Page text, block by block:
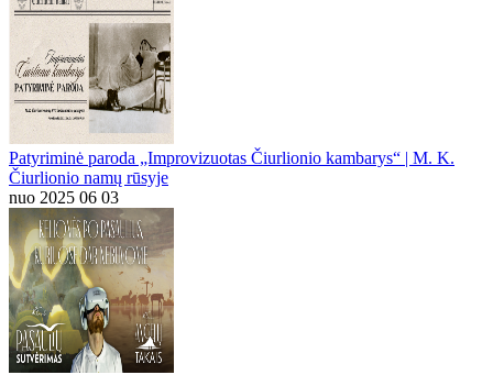
Patyriminė paroda „Improvizuotas Čiurlionio kambarys“ | M. K.
Čiurlionio namų rūsyje
nuo 2025 06 03